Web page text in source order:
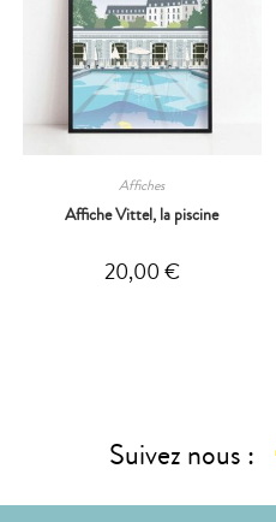
Affiches
Affiche Vittel, la piscine
20,00€
Suivez nous :